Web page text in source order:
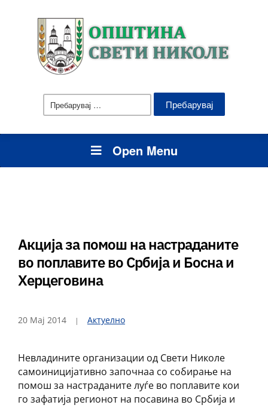
Пребарувај
за:
Open Menu
Акција за помош на настраданите
во поплавите во Србија и Босна и
Херцеговина
20 Мај 2014 Актуелно
Невладините организации од Свети Николе
самоиницијативно започнаа со собирање на
помош за настраданите луѓе во поплавите кои
го зафатија регионот на посавина во Србија и